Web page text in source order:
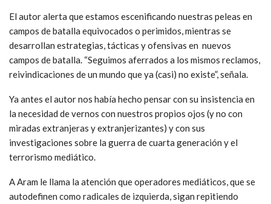
El autor alerta que estamos escenificando nuestras peleas en
campos de batalla equivocados o perimidos, mientras se
desarrollan estrategias, tácticas y ofensivas en nuevos
campos de batalla. “Seguimos aferrados a los mismos reclamos,
reivindicaciones de un mundo que ya (casi) no existe”, señala.
Ya antes el autor nos había hecho pensar con su insistencia en
la necesidad de vernos con nuestros propios ojos (y no con
miradas extranjeras y extranjerizantes) y con sus
investigaciones sobre la guerra de cuarta generación y el
terrorismo mediático.
A Aram le llama la atención que operadores mediáticos, que se
autodefinen como radicales de izquierda, sigan repitiendo